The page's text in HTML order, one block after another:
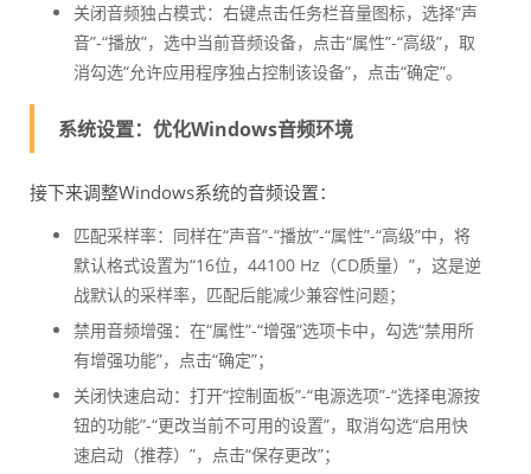
关闭音频独占模式：右键点击任务栏音量图标，选择“声
音”-“播放”，选中当前音频设备，点击“属性”-“高级”，取
消勾选“允许应用程序独占控制该设备”，点击“确定”。
系统设置：优化Windows音频环境
接下来调整Windows系统的音频设置：
匹配采样率：同样在“声音”-“播放”-“属性”-“高级”中，将
默认格式设置为“16位，44100 Hz（CD质量）”，这是逆
战默认的采样率，匹配后能减少兼容性问题；
禁用音频增强：在“属性”-“增强”选项卡中，勾选“禁用所
有增强功能”，点击“确定”；
关闭快速启动：打开“控制面板”-“电源选项”-“选择电源按
钮的功能”-“更改当前不可用的设置”，取消勾选“启用快
速启动（推荐）”，点击“保存更改”；